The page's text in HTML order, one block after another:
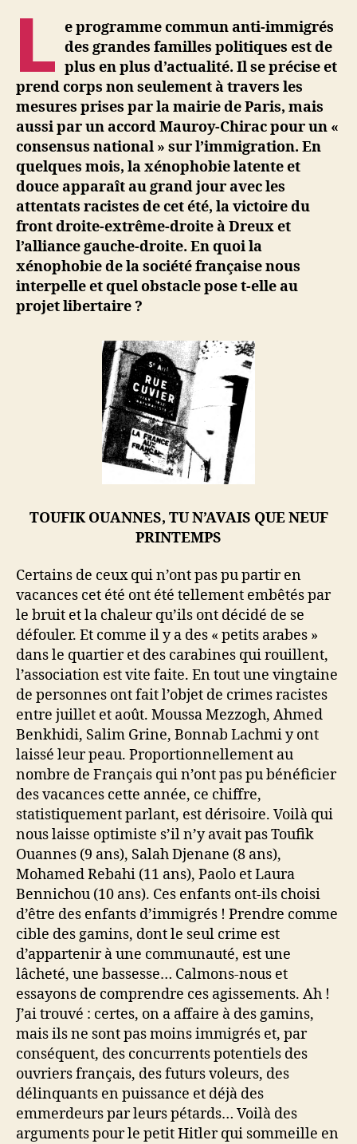
L e programme commun anti-immigrés
des grandes familles politiques est de
plus en plus d’actualité. Il se précise et
prend corps non seulement à travers les
mesures prises par la mairie de Paris, mais
aussi par un accord Mauroy-Chirac pour un «
consensus national » sur l’immigration. En
quelques mois, la xénophobie latente et
douce apparaît au grand jour avec les
attentats racistes de cet été, la victoire du
front droite-extrême-droite à Dreux et
l’alliance gauche-droite. En quoi la
xénophobie de la société française nous
interpelle et quel obstacle pose t-elle au
projet libertaire ?
TOUFIK OUANNES, TU N’AVAIS QUE NEUF
PRINTEMPS
Certains de ceux qui n’ont pas pu partir en
vacances cet été ont été tellement embêtés par
le bruit et la chaleur qu’ils ont décidé de se
défouler. Et comme il y a des « petits arabes »
dans le quartier et des carabines qui rouillent,
l’association est vite faite. En tout une vingtaine
de personnes ont fait l’objet de crimes racistes
entre juillet et août. Moussa Mezzogh, Ahmed
Benkhidi, Salim Grine, Bonnab Lachmi y ont
laissé leur peau. Proportionnellement au
nombre de Français qui n’ont pas pu bénéficier
des vacances cette année, ce chiffre,
statistiquement parlant, est dérisoire. Voilà qui
nous laisse optimiste s’il n’y avait pas Toufik
Ouannes (9 ans), Salah Djenane (8 ans),
Mohamed Rebahi (11 ans), Paolo et Laura
Bennichou (10 ans). Ces enfants ont-ils choisi
d’être des enfants d’immigrés ! Prendre comme
cible des gamins, dont le seul crime est
d’appartenir à une communauté, est une
lâcheté, une bassesse… Calmons-nous et
essayons de comprendre ces agissements. Ah !
J’ai trouvé : certes, on a affaire à des gamins,
mais ils ne sont pas moins immigrés et, par
conséquent, des concurrents potentiels des
ouvriers français, des futurs voleurs, des
délinquants en puissance et déjà des
emmerdeurs par leurs pétards… Voilà des
arguments pour le petit Hitler qui sommeille en